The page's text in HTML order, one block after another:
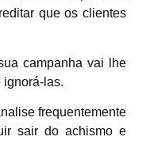
que os clientes
campanha vai lhe
ignorá-las.
frequentemente
sair do achismo e